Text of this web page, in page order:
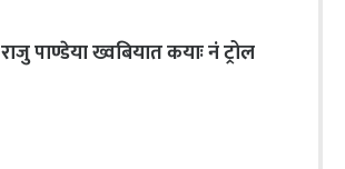
राजु पाण्डेया ख्वबियात कयाः नं ट्रोल